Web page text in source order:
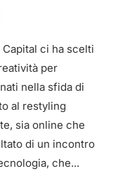
ci ha scelti
per
nella sfida di
al restyling
sia online che
di un incontro
che...